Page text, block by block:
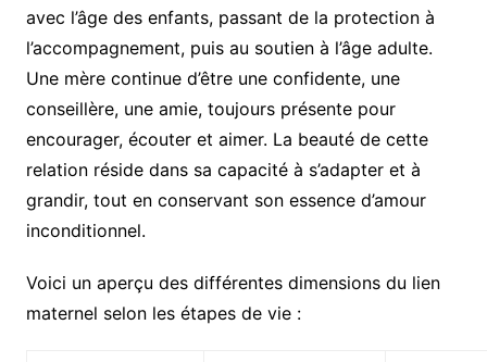
avec l’âge des enfants, passant de la protection à
l’accompagnement, puis au soutien à l’âge adulte.
Une mère continue d’être une confidente, une
conseillère, une amie, toujours présente pour
encourager, écouter et aimer. La beauté de cette
relation réside dans sa capacité à s’adapter et à
grandir, tout en conservant son essence d’amour
inconditionnel.
Voici un aperçu des différentes dimensions du lien
maternel selon les étapes de vie :